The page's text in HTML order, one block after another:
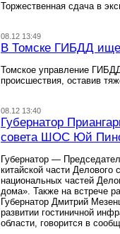
Торжественная сдача в
08.12 13:49
В Томске ГИБДД
Томское управление
происшествия, оставив
08.12 13:40
Губернатор
совета ШОС Юй
Губернатор —
китайской части
национальных частей
дома». Также на встрече
Губернатор Дмитрий
развитии гостиничной
области, говорится в